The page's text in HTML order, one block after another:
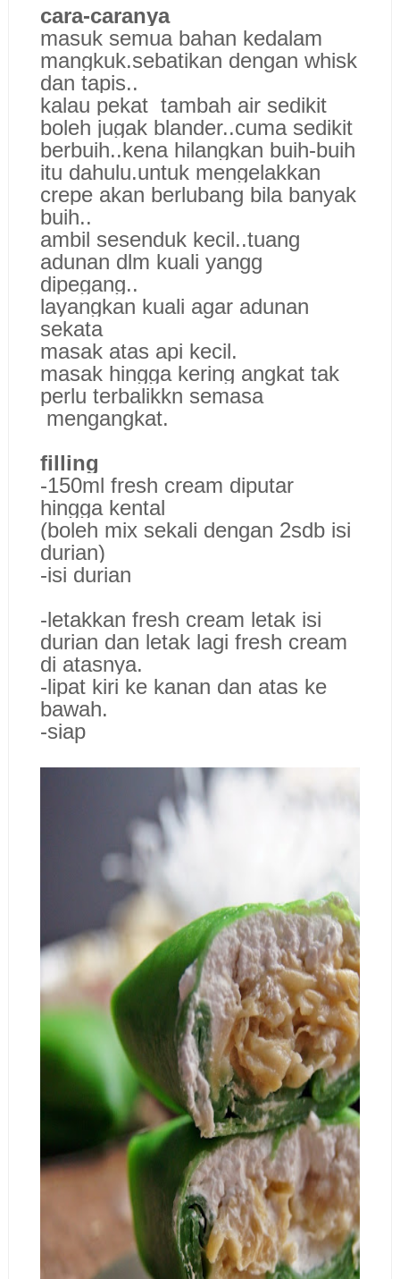
cara-caranya
masuk semua bahan kedalam
mangkuk.sebatikan dengan whisk
dan tapis..
kalau pekat tambah air sedikit
boleh jugak blander..cuma sedikit
berbuih..kena hilangkan buih-buih
itu dahulu.untuk mengelakkan
crepe akan berlubang bila banyak
buih..
ambil sesenduk kecil..tuang
adunan dlm kuali yangg
dipegang..
layangkan kuali agar adunan
sekata
masak atas api kecil.
masak hingga kering angkat tak
perlu terbalikkn semasa
mengangkat.
filling
-150ml fresh cream diputar
hingga kental
(boleh mix sekali dengan 2sdb isi
durian)
-isi durian
-letakkan fresh cream letak isi
durian dan letak lagi fresh cream
di atasnya.
-lipat kiri ke kanan dan atas ke
bawah.
-siap